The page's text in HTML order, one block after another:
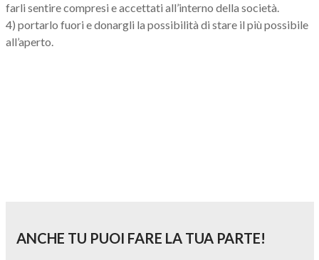
farli sentire compresi e accettati all’interno della società.
4) portarlo fuori e donargli la possibilità di stare il più possibile
all’aperto.
ANCHE TU PUOI FARE LA TUA PARTE!